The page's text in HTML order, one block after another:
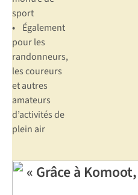
sport
• Également
pour les
randonneurs,
les coureurs
et autres
amateurs
d’activités de
plein air
« Grâce à